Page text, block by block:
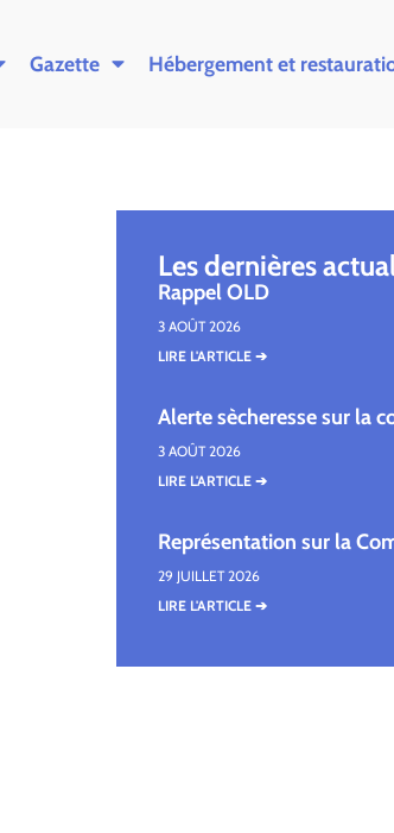
Gazette Hébergement et
Les dernières
Rappel OLD
3 AOÛT 2026
LIRE L'ARTICLE ➔
Alerte sècheresse sur la
3 AOÛT 2026
LIRE L'ARTICLE ➔
Représentation sur la
29 JUILLET 2026
LIRE L'ARTICLE ➔